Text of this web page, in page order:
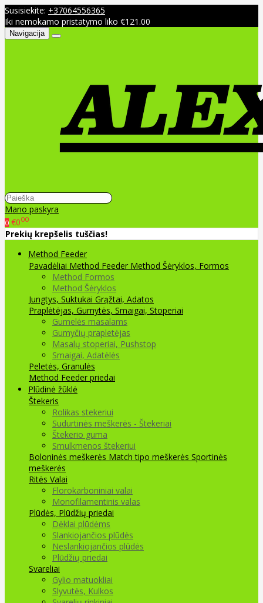
Susisiekite: +37064556365
Iki nemokamo pristatymo liko €121.00
Navigacija
Mano paskyra
0 €000
Prekių krepšelis tuščias!
Method Feeder
Pavadėliai Method Feeder Method Šėryklos, Formos
Method Formos
Method Šėryklos
Jungtys, Suktukai Grąžtai, Adatos
Praplėtėjas, Gumytės, Smaigai, Stoperiai
Gumelės masalams
Gumyčių prapletėjas
Masalų stoperiai, Pushstop
Smaigai, Adatėlės
Peletės, Granulės
Method Feeder priedai
Plūdinė žūklė
Štekeris
Rolikas stekeriui
Sudurtinės meškerės - Štekeriai
Štekerio guma
Smulkmenos štekeriui
Boloninės meškerės Match tipo meškerės Sportinės
meškerės
Ritės Valai
Florokarboniniai valai
Monofilamentinis valas
Plūdės, Plūdžių priedai
Dėklai plūdėms
Slankiojančios plūdės
Neslankiojančios plūdės
Plūdžių priedai
Svareliai
Gylio matuokliai
Slyvutės, Kulkos